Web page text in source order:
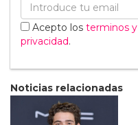
Acepto los terminos
privacidad.
Noticias relacionadas